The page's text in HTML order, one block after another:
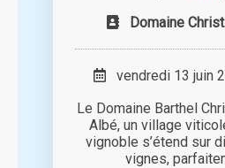
Domaine
vendredi 13 juin
Le Domaine Barthel
Albé, un village
vignoble s’étend sur
vignes,